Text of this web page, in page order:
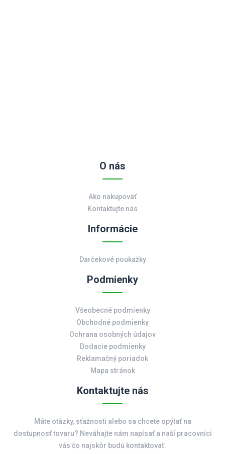
O nás
Ako nakupovať
Kontaktujte nás
Informácie
Darčekové poukažky
Podmienky
Všeobecné podmienky
Obchodné podmienky
Ochrana osobných údajov
Dodacie podmienky
Reklamačný poriadok
Mapa stránok
Kontaktujte nás
Máte otázky, sťažnosti alebo sa chcete opýtať na
dostupnosť tovaru? Neváhajte nám napísať a naší pracovníci
vás čo najskôr budú kontaktovať.